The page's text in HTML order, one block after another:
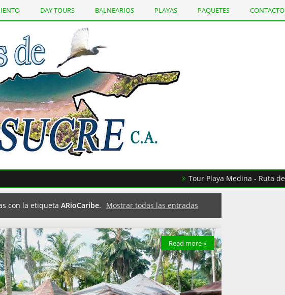
DAY TOURS BALNEARIOS PLAYAS PAQUETES CONTACTO
Tour Playa Medina - Ruta del Cacao
con la etiqueta ARioCaribe. Mostrar todas las entradas
Read more »